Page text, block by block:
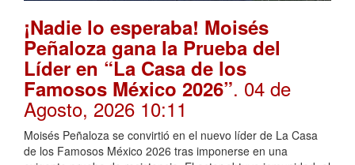
¡Nadie lo esperaba! Moisés
Peñaloza gana la Prueba del
Líder en “La Casa de los
Famosos México 2026”. 04 de
Agosto, 2026 10:11
Moisés Peñaloza se convirtió en el nuevo líder de La Casa
de los Famosos México 2026 tras imponerse en una